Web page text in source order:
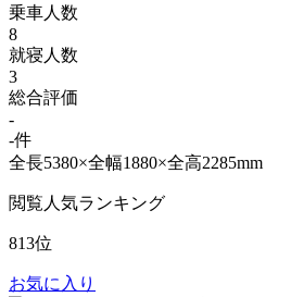
乗車人数
8
就寝人数
3
総合評価
-
-件
全長5380×全幅1880×全高2285mm
閲覧人気ランキング
813位
お気に入り